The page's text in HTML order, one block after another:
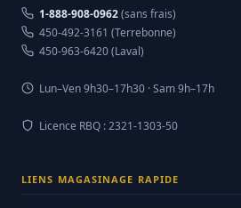
1-888-908-0962(sans frais)
450-492-3161 (Terrebonne)
450-963-6420 (Laval)
Lun–Ven 9h30–17h30 · Sam 9h–17h
Licence RBQ : 2321-1303-50
LIENS MAGASINAGE RAPIDE